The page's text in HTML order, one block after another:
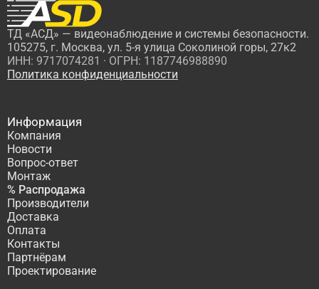
ТД «АСД» — видеонаблюдение и системы безопасности.
105275, г. Москва, ул. 5-я улица Соколиной горы, 27к2
ИНН: 9717074281 · ОГРН: 1187746988890
Политика конфиденциальности
Информация
Компания
Новости
Вопрос-ответ
Монтаж
% Распродажа
Производители
Доставка
Оплата
Контакты
Партнёрам
Проектирование